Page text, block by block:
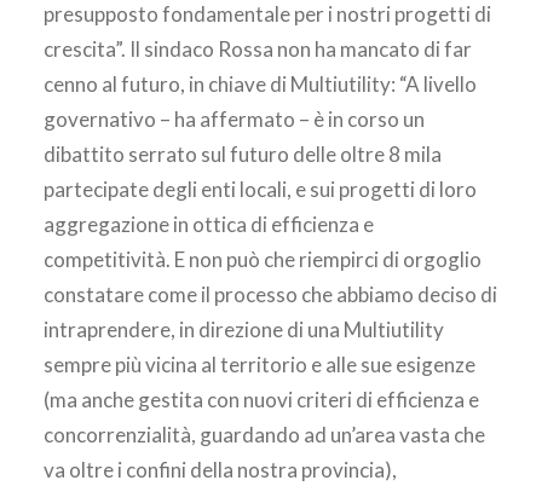
presupposto fondamentale per i nostri progetti di
crescita”. Il sindaco Rossa non ha mancato di far
cenno al futuro, in chiave di Multiutility: “A livello
governativo – ha affermato – è in corso un
dibattito serrato sul futuro delle oltre 8 mila
partecipate degli enti locali, e sui progetti di loro
aggregazione in ottica di efficienza e
competitività. E non può che riempirci di orgoglio
constatare come il processo che abbiamo deciso di
intraprendere, in direzione di una Multiutility
sempre più vicina al territorio e alle sue esigenze
(ma anche gestita con nuovi criteri di efficienza e
concorrenzialità, guardando ad un’area vasta che
va oltre i confini della nostra provincia),